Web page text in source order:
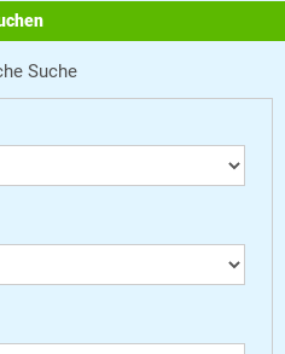
Suche